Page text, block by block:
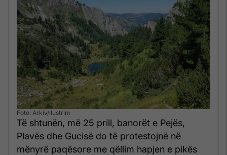
Foto: Arkiv/Ilustrim
Të shtunën, më 25 prill, banorët e Pejës,
Plavës dhe Gucisë do të protestojnë në
mënyrë paqësore me qëllim hapjen e pikës